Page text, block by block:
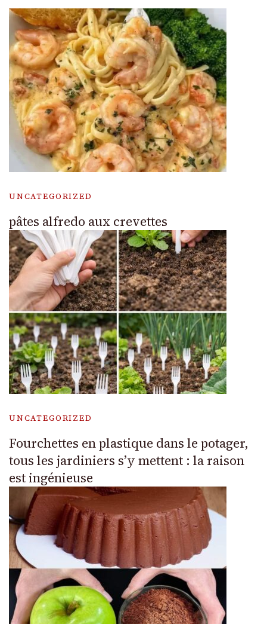
UNCATEGORIZED
pâtes alfredo aux crevettes
UNCATEGORIZED
Fourchettes en plastique dans le potager,
tous les jardiniers s’y mettent : la raison
est ingénieuse